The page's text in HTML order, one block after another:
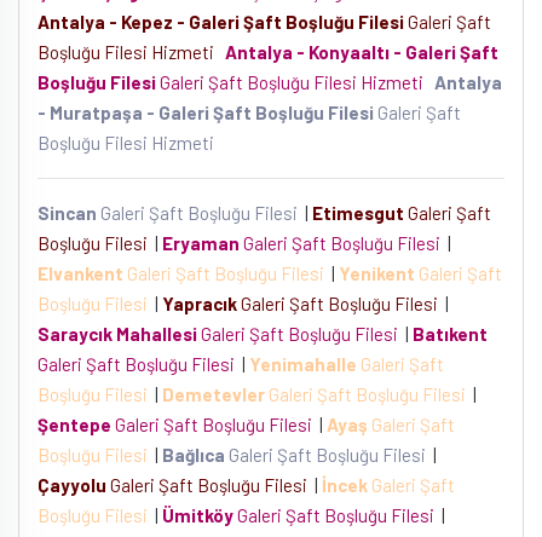
Antalya - Kepez - Galeri Şaft Boşluğu FilesiGaleri Şaft
Boşluğu Filesi Hizmeti Antalya - Konyaaltı - Galeri Şaft
Boşluğu FilesiGaleri Şaft Boşluğu Filesi Hizmeti Antalya
- Muratpaşa - Galeri Şaft Boşluğu Filesi Galeri Şaft
Boşluğu Filesi Hizmeti
Sincan Galeri Şaft Boşluğu Filesi | Etimesgut Galeri Şaft
Boşluğu Filesi | Eryaman Galeri Şaft Boşluğu Filesi |
Elvankent Galeri Şaft Boşluğu Filesi | Yenikent Galeri Şaft
Boşluğu Filesi | YapracıkGaleri Şaft Boşluğu Filesi |
Saraycık MahallesiGaleri Şaft Boşluğu Filesi | Batıkent
Galeri Şaft Boşluğu Filesi | Yenimahalle Galeri Şaft
Boşluğu Filesi | Demetevler Galeri Şaft Boşluğu Filesi |
Şentepe Galeri Şaft Boşluğu Filesi | Ayaş Galeri Şaft
Boşluğu Filesi | Bağlıca Galeri Şaft Boşluğu Filesi |
Çayyolu Galeri Şaft Boşluğu Filesi | İncek Galeri Şaft
Boşluğu Filesi | ÜmitköyGaleri Şaft Boşluğu Filesi |